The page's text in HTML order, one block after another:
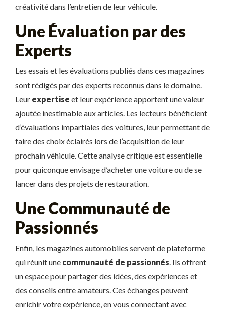
créativité dans l’entretien de leur véhicule.
Une Évaluation par des
Experts
Les essais et les évaluations publiés dans ces magazines
sont rédigés par des experts reconnus dans le domaine.
Leur expertise et leur expérience apportent une valeur
ajoutée inestimable aux articles. Les lecteurs bénéficient
d’évaluations impartiales des voitures, leur permettant de
faire des choix éclairés lors de l’acquisition de leur
prochain véhicule. Cette analyse critique est essentielle
pour quiconque envisage d’acheter une voiture ou de se
lancer dans des projets de restauration.
Une Communauté de
Passionnés
Enfin, les magazines automobiles servent de plateforme
qui réunit une communauté de passionnés. Ils offrent
un espace pour partager des idées, des expériences et
des conseils entre amateurs. Ces échanges peuvent
enrichir votre expérience, en vous connectant avec